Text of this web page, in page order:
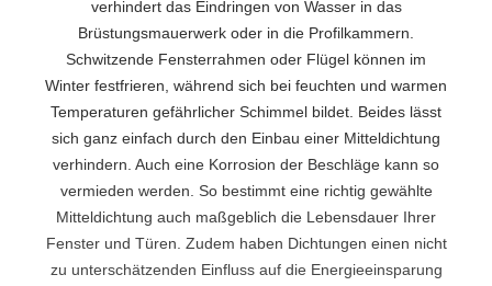
verhindert das Eindringen von Wasser in das
Brüstungsmauerwerk oder in die Profilkammern.
Schwitzende Fensterrahmen oder Flügel können im
Winter festfrieren, während sich bei feuchten und warmen
Temperaturen gefährlicher Schimmel bildet. Beides lässt
sich ganz einfach durch den Einbau einer Mitteldichtung
verhindern. Auch eine Korrosion der Beschläge kann so
vermieden werden. So bestimmt eine richtig gewählte
Mitteldichtung auch maßgeblich die Lebensdauer Ihrer
Fenster und Türen. Zudem haben Dichtungen einen nicht
zu unterschätzenden Einfluss auf die Energieeinsparung